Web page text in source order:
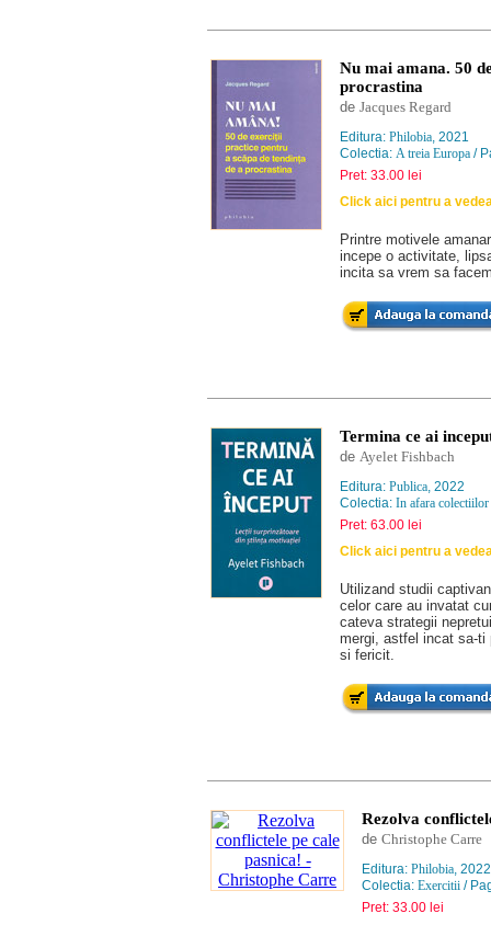
Nu mai amana. 50
procrastina
de Jacques Regard
Editura: Philobia, 2021
Colectia: A treia Europa /
Pret: 33.00 lei
Click aici pentru a
Printre motivele
incepe o activitate,
incita sa vrem sa
Termina ce ai
de Ayelet Fishbach
Editura: Publica, 2022
Colectia: In afara colectiilor
Pret: 63.00 lei
Click aici pentru a
Utilizand studii
celor care au invatat
cateva strategii
mergi, astfel incat sa-ti
si fericit.
Rezolva
de Christophe Carre
Editura: Philobia, 2022
Colectia: Exercitii /
Pret: 33.00 lei